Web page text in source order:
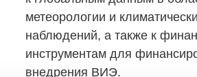
метеорологии и
наблюдений, а также к
инструментам для
внедрения ВИЭ.